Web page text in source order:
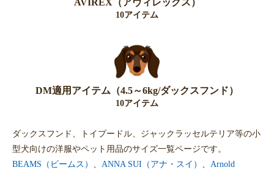
10アイテム
DM適用アイテム（4.5～6kg/ダックスフンド）
10アイテム
ダックスフンド、トイプードル、ジャックラッセルテリア等の小
型犬向けの洋服やペット用品のサイズ一覧ページです。
BEAMS（ビームス）
ANNA SUI（アナ・スイ）
Arnold